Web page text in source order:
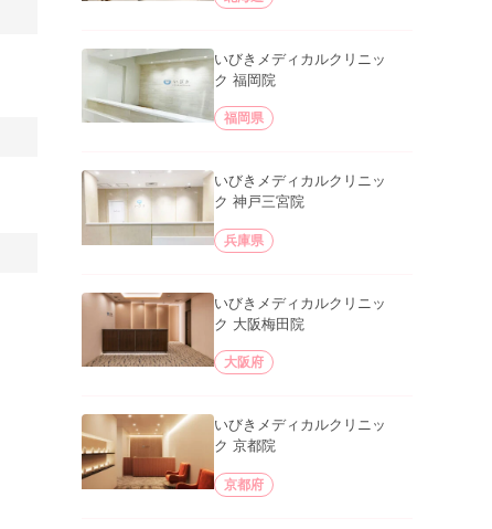
いびきメディカルクリニッ
ク 福岡院
福岡県
いびきメディカルクリニッ
ク 神戸三宮院
兵庫県
いびきメディカルクリニッ
ク 大阪梅田院
大阪府
いびきメディカルクリニッ
ク 京都院
京都府